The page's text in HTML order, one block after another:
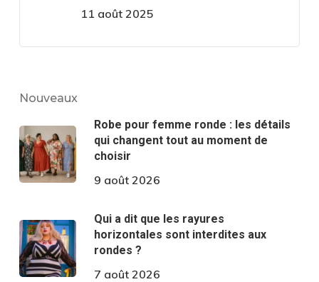
11 août 2025
Nouveaux
Robe pour femme ronde : les détails
qui changent tout au moment de
choisir
9 août 2026
Qui a dit que les rayures
horizontales sont interdites aux
rondes ?
7 août 2026